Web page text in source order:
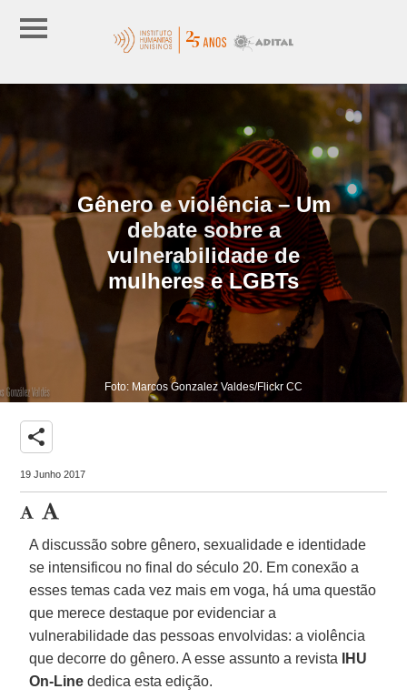
Gênero e violência – Um
debate sobre a
vulnerabilidade de
mulheres e LGBTs
Foto: Marcos Gonzalez Valdes/Flickr CC
share
19 Junho 2017
A discussão sobre gênero, sexualidade e identidade
se intensificou no final do século 20. Em conexão a
esses temas cada vez mais em voga, há uma questão
que merece destaque por evidenciar a
vulnerabilidade das pessoas envolvidas: a violência
que decorre do gênero. A esse assunto a revista
IHU
On-Line dedica esta edição.